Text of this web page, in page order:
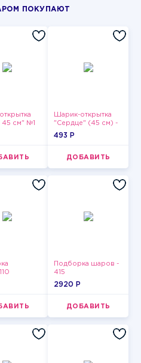
ПОКУПАЮТ
45 см" №1
Шарик-открытка
"Сердце" (45 см) -
2
493 P
ДОБАВИТЬ
Подборка шаров -
415
2920 P
ДОБАВИТЬ